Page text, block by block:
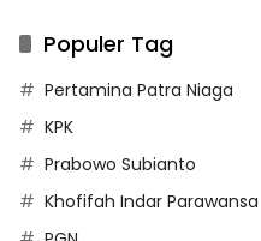
Populer Tag
Pertamina Patra Niaga
KPK
Prabowo Subianto
Khofifah Indar Parawansa